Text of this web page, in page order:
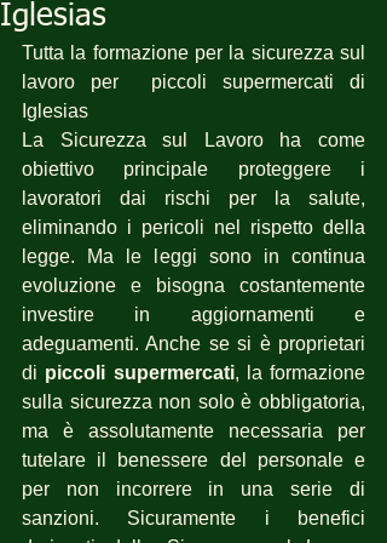
Iglesias
Tutta la formazione per la sicurezza sul
lavoro per  piccoli supermercati di
Iglesias
La Sicurezza sul Lavoro ha come
obiettivo principale proteggere i
lavoratori dai rischi per la salute,
eliminando i pericoli nel rispetto della
legge. Ma le leggi sono in continua
evoluzione e bisogna costantemente
investire in aggiornamenti e
adeguamenti. Anche se si è proprietari
di piccoli supermercati, la formazione
sulla sicurezza non solo è obbligatoria,
ma è assolutamente necessaria per
tutelare il benessere del personale e
per non incorrere in una serie di
sanzioni. Sicuramente i benefici